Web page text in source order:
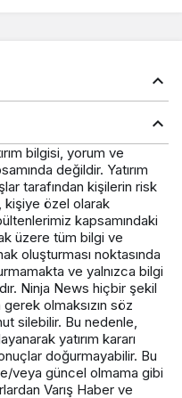
bilgisi, yorum ve
değildir. Yatırım
tarafından kişilerin risk
kişiye özel olarak
kapsamındaki
üzere tüm bilgi ve
oluşturması noktasında
ve yalnızca bilgi
Ninja News hiçbir şekil
olmaksızın söz
silebilir. Bu nedenle,
yatırım kararı
doğurmayabilir. Bu
veya güncel olmama gibi
Varış Haber ve